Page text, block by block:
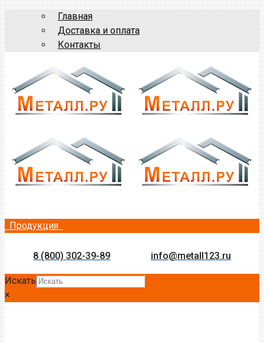
Главная
Доставка и оплата
Контакты
Продукция
8 (800) 302-39-89 info@metall123.ru
Искать
×